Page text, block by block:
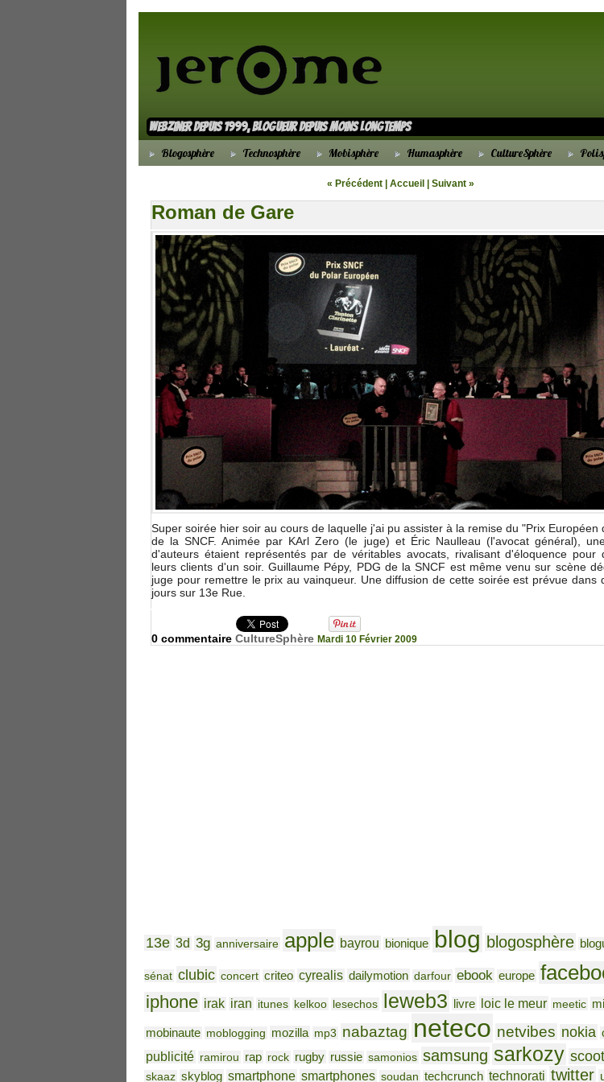
webziner depuis 1999, blogueur depuis moins longtemps
Blogosphère Technosphère Mobisphère Humasphère CultureSphère
« Précédent Accueil Suivant »
Roman de Gare
Super soirée hier soir au cours de laquelle j'ai pu assister à la remise du "Prix Européen
de la SNCF. Animée par KArl Zero (le juge) et Éric Naulleau (l'avocat général),
d'auteurs étaient représentés par de véritables avocats, rivalisant d'éloquence pour
leurs clients d'un soir. Guillaume Pépy, PDG de la SNCF est même venu sur scène
juge pour remettre le prix au vainqueur. Une diffusion de cette soirée est prévue dans
jours sur 13e Rue.
0 commentaire CultureSphère Mardi 10 Février 2009
13e 3d 3g anniversaire apple bayrou bionique blog blogosphère
sénat clubic concert criteo cyrealis dailymotion darfour ebook europe
iphone irak iran itunes kelkoo lesechos leweb3 livre loic le meur meetic
mobinaute moblogging mozilla mp3 nabaztag neteco netvibes nokia
publicité ramirou rap rock rugby russie samonios samsung sarkozy
skaaz skyblog smartphone smartphones soudan techcrunch technorati twitter